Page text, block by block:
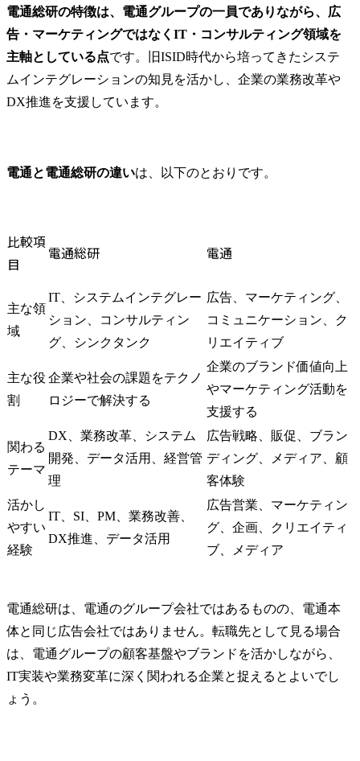
電通総研の特徴は、電通グループの一員でありながら、広
告・マーケティングではなくIT・コンサルティング領域を
主軸としている点です。旧ISID時代から培ってきたシステ
ムインテグレーションの知見を活かし、企業の業務改革や
DX推進を支援しています。
電通と電通総研の違いは、以下のとおりです。
比較項
目
電通総研 電通
主な領
域
IT、システムインテグレー
ション、コンサルティン
グ、シンクタンク
広告、マーケティング、
コミュニケーション、ク
リエイティブ
主な役
割
企業や社会の課題をテクノ
ロジーで解決する
企業のブランド価値向上
やマーケティング活動を
支援する
関わる
テーマ
DX、業務改革、システム
開発、データ活用、経営管
理
広告戦略、販促、ブラン
ディング、メディア、顧
客体験
活かし
やすい
経験
IT、SI、PM、業務改善、
DX推進、データ活用
広告営業、マーケティン
グ、企画、クリエイティ
ブ、メディア
電通総研は、電通のグループ会社ではあるものの、電通本
体と同じ広告会社ではありません。転職先として見る場合
は、電通グループの顧客基盤やブランドを活かしながら、
IT実装や業務変革に深く関われる企業と捉えるとよいでし
ょう。